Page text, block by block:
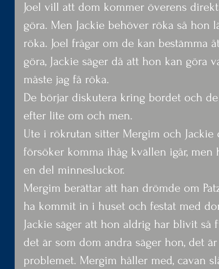
Joel vill att dom kommer överens
göra. Men Jackie behöver röka så hon
röka. Joel frågar om de kan bestämma
göra, Jackie säger då att hon kan göra
måste jag få röka.
De börjar diskutera kring bordet och
efter lite om och men.
Ute i rökrutan sitter Mergim och Jackie
försöker komma ihåg kvällen igår,
en del minnesluckor.
Mergim berättar att han drömde om
ha kommit in i huset och festat med
Jackie säger att hon aldrig har blivit
det är som dom andra säger hon, det
problemet. Mergim håller med, cavan